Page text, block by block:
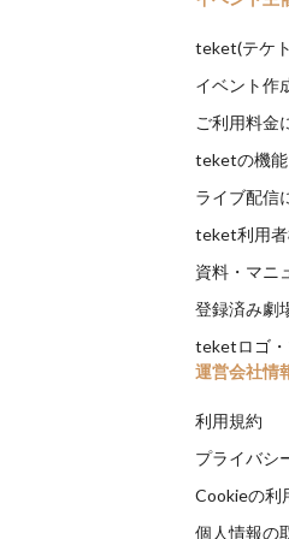
teket(テケ
イベント作
ご利用料金
teketの機
ライブ配信
teket利用
資料・マニ
登録済み劇
teketロゴ・
運営会社情
利用規約
プライバシ
Cookieの利
個人情報の